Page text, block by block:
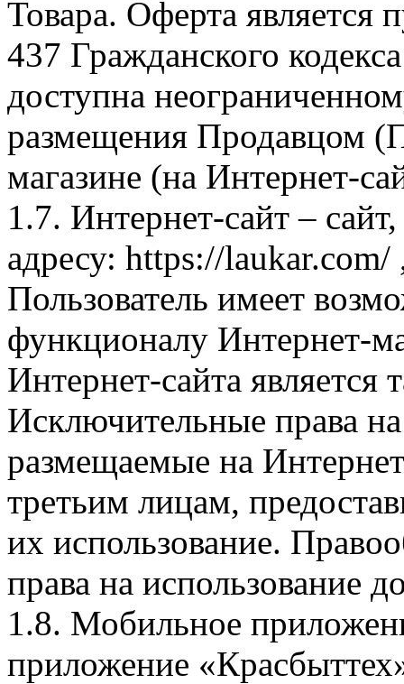
Товара. Оферта является
437 Гражданского
доступна
размещения Продавцом
магазине (на Интернет-
1.7. Интернет-сайт –
адресу: https://laukar.com/
Пользователь имеет
функционалу Интернет-
Интернет-сайта
Исключительные права
размещаемые на
третьим лицам,
их использование.
права на использование
1.8. Мобильное
приложение